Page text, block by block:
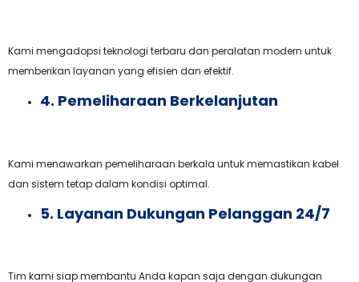
Kami mengadopsi teknologi terbaru dan peralatan modern untuk
memberikan layanan yang efisien dan efektif.
4. Pemeliharaan Berkelanjutan
Kami menawarkan pemeliharaan berkala untuk memastikan kabel
dan sistem tetap dalam kondisi optimal.
5. Layanan Dukungan Pelanggan 24/7
Tim kami siap membantu Anda kapan saja dengan dukungan